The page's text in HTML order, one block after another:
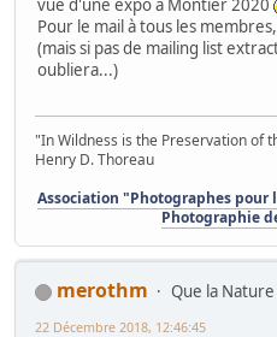
vue d'une expo à Montier 2020
Pour le mail à tous les
(mais si pas de mailing list
oubliera...)
"In Wildness is the Preservation of
Henry D. Thoreau
Association "Photographes
Photographie
merothm
Que la
22 Décembre 2018, 12:46:45